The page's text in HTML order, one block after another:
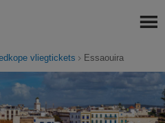
vliegtickets Essaouira